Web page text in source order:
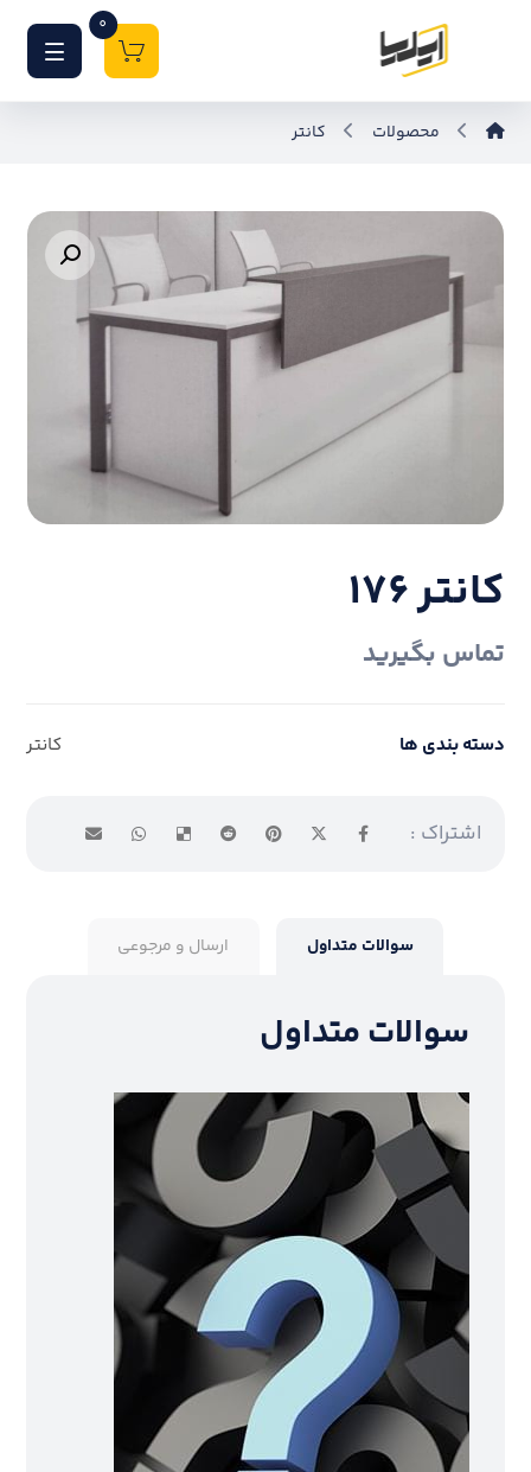
0
محصولات کانتر
بزرگنمایی تصویر
کانتر ۱۷۶
تماس بگیرید
دسته بندی ها کانتر
سوالات متداول ارسال و مرجوعی
سوالات متداول